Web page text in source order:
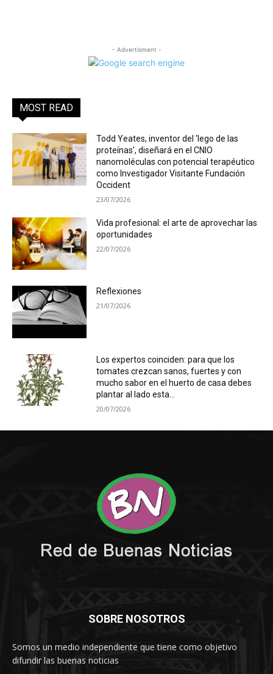
- Advertisment -
MOST READ
Todd Yeates, inventor del ‘lego de las
proteínas’, diseñará en el CNIO
nanomoléculas con potencial terapéutico
como Investigador Visitante Fundación
Occident
23/07/2026
Vida profesional: el arte de aprovechar las
oportunidades
22/07/2026
Reflexiones
21/07/2026
Los expertos coinciden: para que los
tomates crezcan sanos, fuertes y con
mucho sabor en el huerto de casa debes
plantar al lado esta...
20/07/2026
SOBRE NOSOTROS
Somos un medio independiente que tiene como objetivo
difundir las buenas noticias